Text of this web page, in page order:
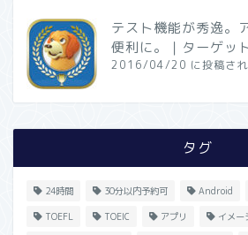
テスト機能が秀逸。
便利に。｜ターゲッ
2016/04/20 に投稿され
タグ
24時間 30分以内予約可 Android
TOEFL TOEIC アプリ イメー